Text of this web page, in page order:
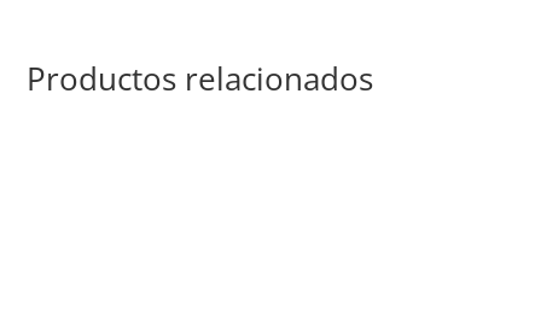
Productos relacionados